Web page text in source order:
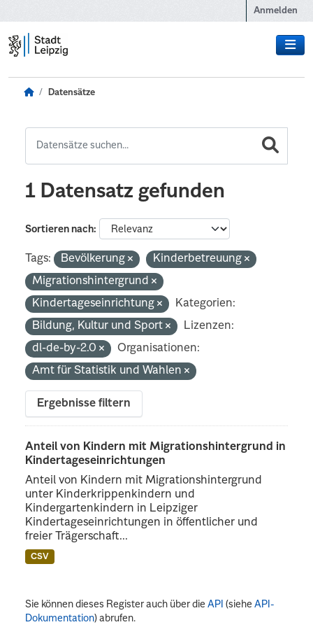
Anmelden
Datensätze
1 Datensatz gefunden
Sortieren nach
Tags: Bevölkerung
Kinderbetreuung
Migrationshintergrund
Kindertageseinrichtung
Kategorien:
Bildung, Kultur und Sport
Lizenzen:
dl-de-by-2.0
Organisationen:
Amt für Statistik und Wahlen
Ergebnisse filtern
Anteil von Kindern mit Migrationshintergrund in
Kindertageseinrichtungen
Anteil von Kindern mit Migrationshintergrund
unter Kinderkrippenkindern und
Kindergartenkindern in Leipziger
Kindertageseinrichtungen in öffentlicher und
freier Trägerschaft...
CSV
Sie können dieses Register auch über dieAPI (sieheAPI-
Dokumentation) abrufen.